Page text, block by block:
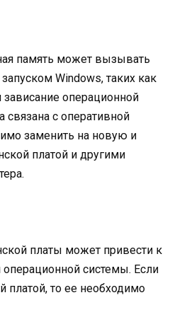
память может вызывать
Windows, таких как
операционной
с оперативной
заменить на новую и
платой и другими
платы может привести к
системы. Если
платой, то ее необходимо